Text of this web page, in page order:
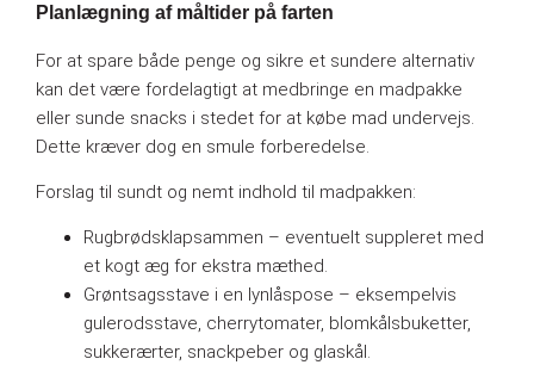
Planlægning af måltider på farten
For at spare både penge og sikre et sundere alternativ
kan det være fordelagtigt at medbringe en madpakke
eller sunde snacks i stedet for at købe mad undervejs.
Dette kræver dog en smule forberedelse.
Forslag til sundt og nemt indhold til madpakken:
Rugbrødsklapsammen – eventuelt suppleret med
et kogt æg for ekstra mæthed.
Grøntsagsstave i en lynlåspose – eksempelvis
gulerodsstave, cherrytomater, blomkålsbuketter,
sukkerærter, snackpeber og glaskål.